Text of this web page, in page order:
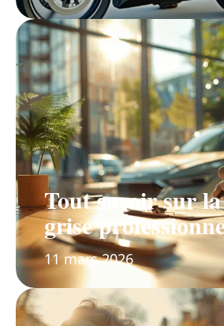
Tout savoir sur
grise
11 mars 2026